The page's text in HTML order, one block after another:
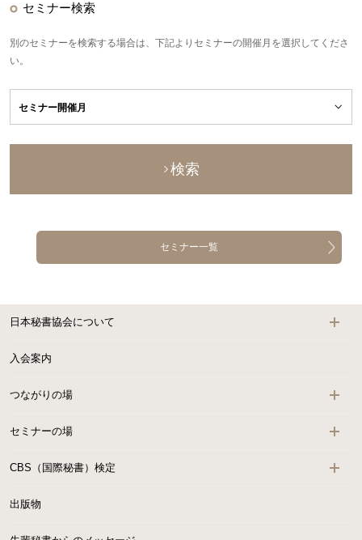
セミナー検索
別のセミナーを検索する場合は、下記よりセミナーの開催月を選択してくださ
い。
検索
セミナー一覧
日本秘書協会について
入会案内
つながりの場
セミナーの場
CBS（国際秘書）検定
出版物